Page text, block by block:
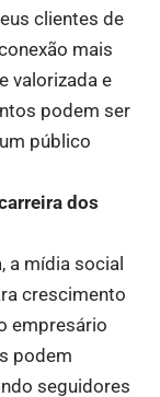
clientes de
mais
valorizada e
podem ser
público
dos
a mídia social
crescimento
empresário
podem
seguidores